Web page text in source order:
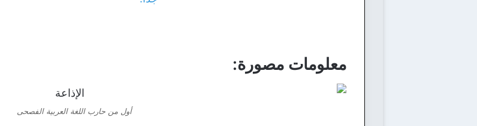
معلومات مصورة:
أول من حارب اللغة العربية الفصحى